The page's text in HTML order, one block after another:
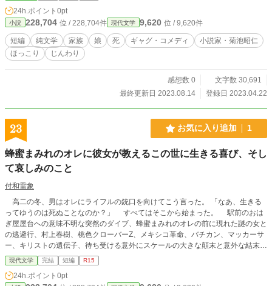
24h.ポイント 0pt
小説 228,704 位 / 228,704件 現代文学 9,620 位 / 9,620件
短編 純文学 家族 娘 死 ギャグ・コメディ
小説家・菊池昭仁
ほっこり
じんわり
感想数 0
文字数 30,691
最終更新日 2023.08.14
登録日 2023.04.22
23 お気に入り追加 1
蜂蜜まみれのオレに彼女が教えるこの世に生きる喜び、そし
て哀しみのこと
付和雷象
高二の冬、男はオレにライフルの銃口を向けてこう言った。 「なあ、生きる
ってゆうのは死ぬことなのか？」 すべてはそこから始まった。 駅前のおは
ぎ屋屋台への意味不明な突然のダイブ、蜂蜜まみれのオレの前に現れた謎の女と
の逃避行、村上春樹、桃色クローバーZ、メキシコ革命、バチカン、マッカーサ
ー、キリストの遺伝子、待ち受ける意外にスケールの大きな顛末と意外な結末と
は。 スラップスティックに疾走する青春恋愛ハードコア暴力小説が紡ぐ、真
実の命の物語り。
現代文学 完結 短編 R15
24h.ポイント 0pt